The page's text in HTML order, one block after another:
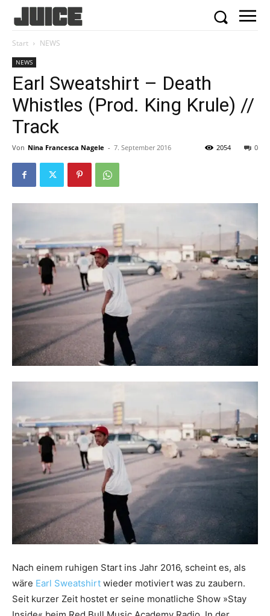
Start NEWS
NEWS
Earl Sweatshirt – Death
Whistles (Prod. King Krule) //
Track
Von Nina Francesca Nagele - 7. September 2016 0
2054
Nach einem ruhigen Start ins Jahr 2016, scheint es, als
wäre Earl Sweatshirt wieder motiviert was zu zaubern.
Seit kurzer Zeit hostet er seine monatliche Show »Stay